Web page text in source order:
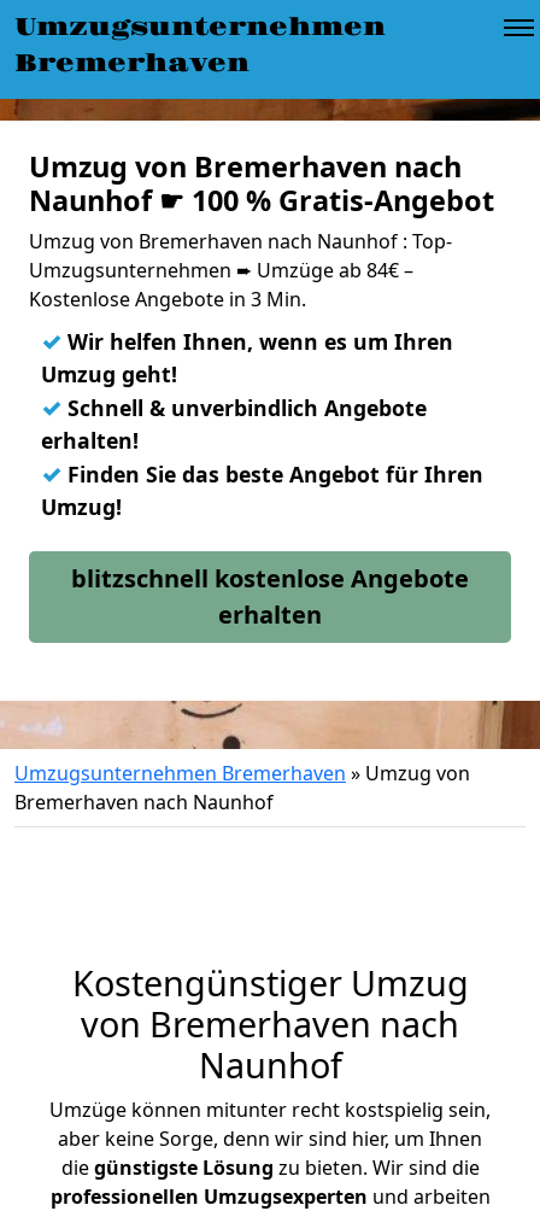
Umzugsunternehmen
Bremerhaven
Umzug von Bremerhaven nach
Naunhof ☛ 100 % Gratis-Angebot
Umzug von Bremerhaven nach Naunhof : Top-
Umzugsunternehmen ➨ Umzüge ab 84€ –
Kostenlose Angebote in 3 Min.
✓ Wir helfen Ihnen, wenn es um Ihren
Umzug geht!
✓ Schnell & unverbindlich Angebote
erhalten!
✓ Finden Sie das beste Angebot für Ihren
Umzug!
blitzschnell kostenlose Angebote
erhalten
Umzugsunternehmen Bremerhaven » Umzug von
Bremerhaven nach Naunhof
Kostengünstiger Umzug
von Bremerhaven nach
Naunhof
Umzüge können mitunter recht kostspielig sein,
aber keine Sorge, denn wir sind hier, um Ihnen
diegünstigste Lösung zu bieten. Wir sind die
professionellen Umzugsexperten und arbeiten